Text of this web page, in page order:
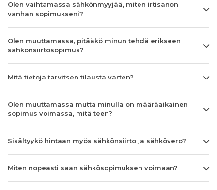
Olen vaihtamassa sähkönmyyjää, miten irtisanon
vanhan sopimukseni?
Olen muuttamassa, pitääkö minun tehdä erikseen
sähkönsiirtosopimus?
Mitä tietoja tarvitsen tilausta varten?
Olen muuttamassa mutta minulla on määräaikainen
sopimus voimassa, mitä teen?
Sisältyykö hintaan myös sähkönsiirto ja sähkövero?
Miten nopeasti saan sähkösopimuksen voimaan?